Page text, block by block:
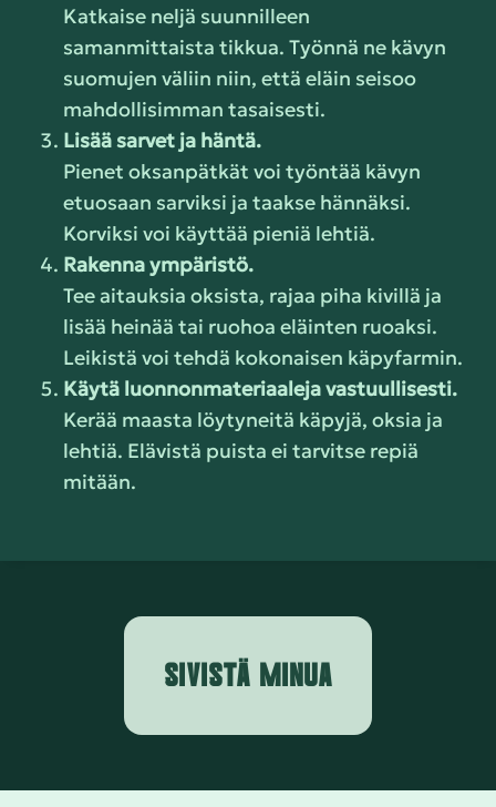
Katkaise neljä suunnilleen
samanmittaista tikkua. Työnnä ne kävyn
suomujen väliin niin, että eläin seisoo
mahdollisimman tasaisesti.
Lisää sarvet ja häntä.
Pienet oksanpätkät voi työntää kävyn
etuosaan sarviksi ja taakse hännäksi.
Korviksi voi käyttää pieniä lehtiä.
Rakenna ympäristö.
Tee aitauksia oksista, rajaa piha kivillä ja
lisää heinää tai ruohoa eläinten ruoaksi.
Leikistä voi tehdä kokonaisen käpyfarmin.
Käytä luonnonmateriaaleja vastuullisesti.
Kerää maasta löytyneitä käpyjä, oksia ja
lehtiä. Elävistä puista ei tarvitse repiä
mitään.
SIVISTÄ MINUA